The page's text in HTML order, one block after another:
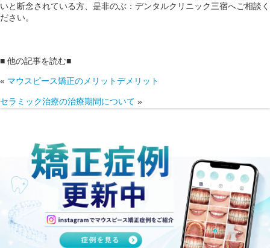
いと断念されている方、是非のぶ：デンタルクリニック三宿へご相談く
ださい。
■ 他の記事を読む■
« マウスピース矯正のメリットデメリット
セラミック治療の治療期間について »